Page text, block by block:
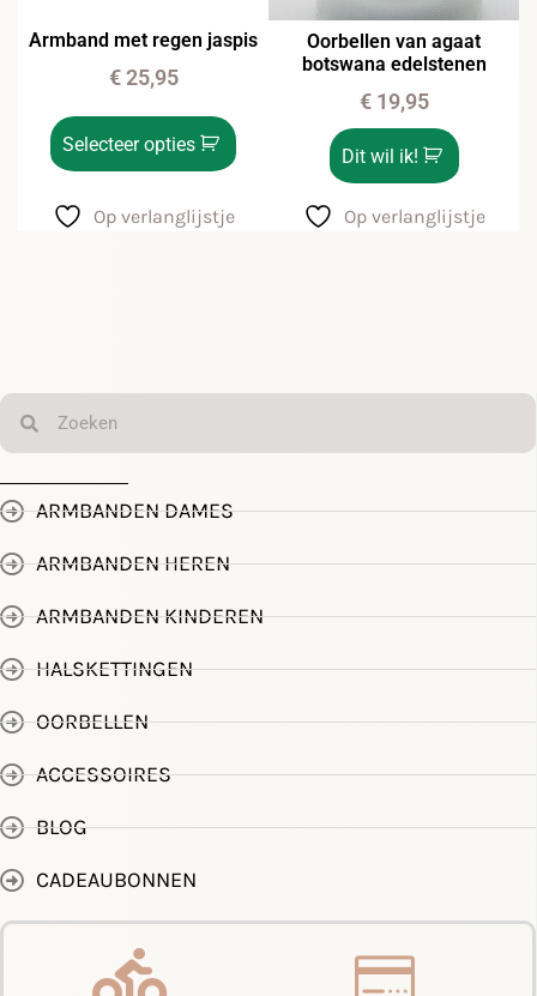
Armband met regen jaspis
€25,95
Selecteer opties
Op verlanglijstje
Oorbellen van agaat
botswana edelstenen
€19,95
Dit wil ik!
Op verlanglijstje
ARMBANDEN DAMES
ARMBANDEN HEREN
ARMBANDEN KINDEREN
HALSKETTINGEN
OORBELLEN
ACCESSOIRES
BLOG
CADEAUBONNEN